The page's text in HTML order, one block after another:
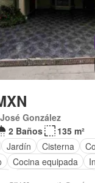
González
2 Baños
135 m²
Jardín Cisterna
Cocina equipada